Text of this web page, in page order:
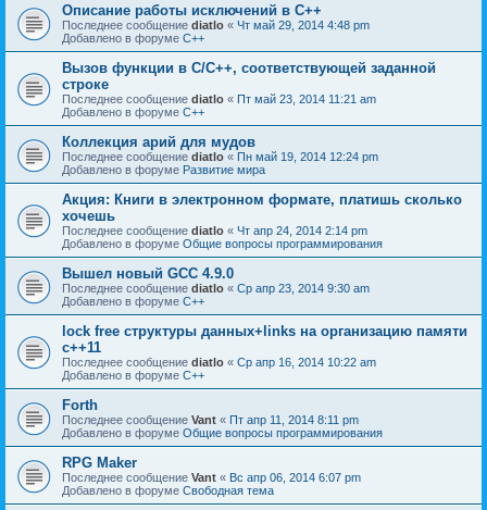
Описание работы исключений в C++
Последнее сообщение diatlo « Чт май 29, 2014 4:48 pm
Добавлено в форуме C++
Вызов функции в C/C++, соответствующей заданной
строке
Последнее сообщение diatlo « Пт май 23, 2014 11:21 am
Добавлено в форуме C++
Коллекция арий для мудов
Последнее сообщение diatlo « Пн май 19, 2014 12:24 pm
Добавлено в форуме Развитие мира
Акция: Книги в электронном формате, платишь сколько
хочешь
Последнее сообщение diatlo « Чт апр 24, 2014 2:14 pm
Добавлено в форуме Общие вопросы программирования
Вышел новый GCC 4.9.0
Последнее сообщение diatlo « Ср апр 23, 2014 9:30 am
Добавлено в форуме C++
lock free структуры данных+links на организацию памяти
c++11
Последнее сообщение diatlo « Ср апр 16, 2014 10:22 am
Добавлено в форуме C++
Forth
Последнее сообщение Vant « Пт апр 11, 2014 8:11 pm
Добавлено в форуме Общие вопросы программирования
RPG Maker
Последнее сообщение Vant « Вс апр 06, 2014 6:07 pm
Добавлено в форуме Свободная тема